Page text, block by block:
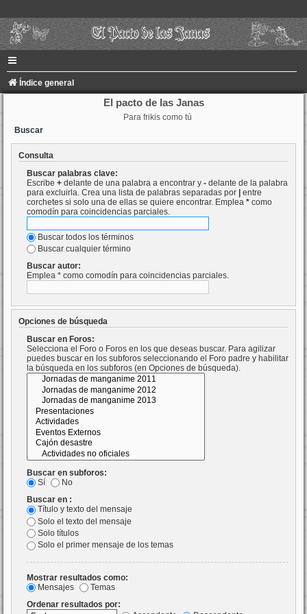
Índice general
El pacto de las Janas
Para frikis como tú
Buscar
Consulta
Buscar palabras clave:
Escribe + delante de una palabra a encontrar y - delante de la palabra
para excluirla. Crea una lista de palabras separadas por | entre
corchetes si solo una de ellas se quiere encontrar. Emplea * como
comodín para coincidencias parciales.
Buscar todos los términos
Buscar cualquier término
Buscar autor:
Emplea * como comodín para coincidencias parciales.
Opciones de búsqueda
Buscar en Foros:
Selecciona el Foro o Foros en los que deseas buscar. Para agilizar
puedes buscar en los subforos seleccionando el Foro padre y habilitar
la búsqueda en los subforos (en Opciones de búsqueda).
Buscar en subforos:
Sí
No
Buscar en :
Título y texto del mensaje
Solo el texto del mensaje
Solo títulos
Solo el primer mensaje de los temas
Mostrar resultados como:
Mensajes
Temas
Ordenar resultados por: